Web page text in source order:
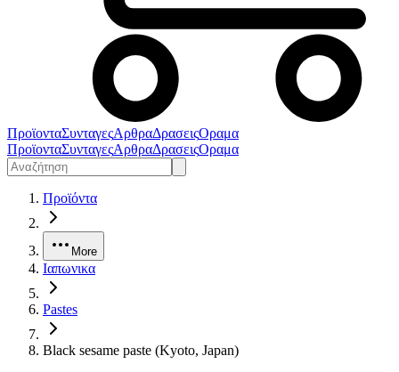
ΠροϊονταΣυνταγεςΑρθραΔρασειςΟραμα
ΠροϊονταΣυνταγεςΑρθραΔρασειςΟραμα
Προϊόντα
More
Ιαπωνικα
Pastes
Black sesame paste (Kyoto, Japan)